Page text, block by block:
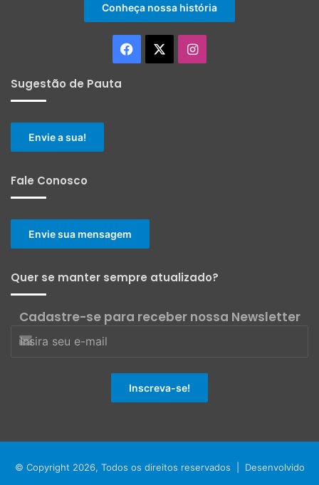
Conheça nossa história
Facebook Instagram
Sugestão de Pauta
Envie a sua!
Fale Conosco
Envie sua mensagem
Quer se manter sempre atualizado?
Cadastre-se para receber nossa Newsletter
© Copyright 2026, Todos os direitos reservados | Desenvolvido